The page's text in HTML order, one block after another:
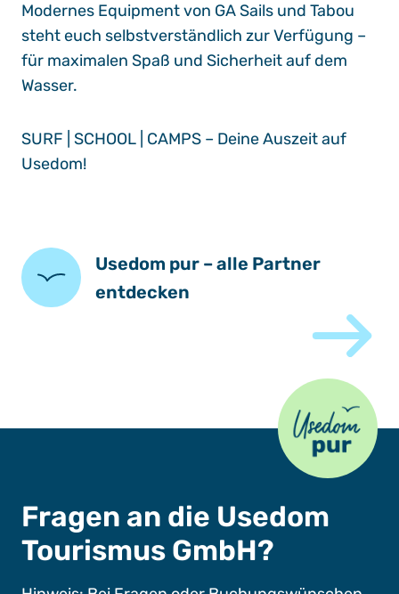
Modernes Equipment von GA Sails und Tabou
steht euch selbstverständlich zur Verfügung –
für maximalen Spaß und Sicherheit auf dem
Wasser.
SURF | SCHOOL | CAMPS – Deine Auszeit auf
Usedom!
Usedom pur – alle Partner
entdecken
Usedom Pur
Fragen an die Usedom
Tourismus GmbH?